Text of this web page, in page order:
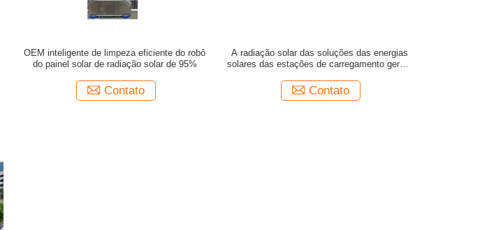
OEM inteligente de limpeza eficiente do robô
do painel solar de radiação solar de 95%
Contato
A radiação solar das soluções das energias
solares das estações de carregamento gera a
Contato